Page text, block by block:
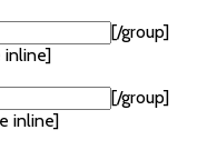
[/group]
inline]
[/group]
inline]